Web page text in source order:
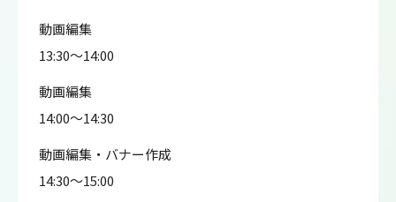
動画編集
13:30～14:00
動画編集
14:00～14:30
動画編集・バナー作成
14:30～15:00